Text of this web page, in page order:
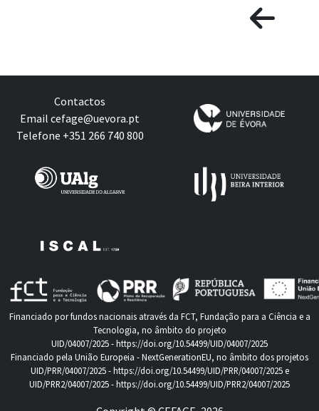
Contactos
Email cefage@uevora.pt
Telefone +351 266 740 800
Financiado por fundos nacionais através da FCT, Fundação para a Ciência e a
Tecnologia, no âmbito do projeto
UID/04007/2025 -https://doi.org/10.54499/UID/04007/2025
Financiado pela União Europeia - NextGenerationEU, no âmbito dos projetos
UID/PRR/04007/2025 -https://doi.org/10.54499/UID/PRR/04007/2025e
UID/PRR2/04007/2025 -https://doi.org/10.54499/UID/PRR2/04007/2025